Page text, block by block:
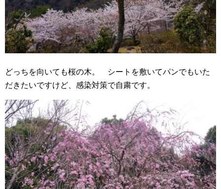
どっちを向いても桜の木。 シートを敷いてパンでもいた
だきたいですけど、感染対策で自粛です。